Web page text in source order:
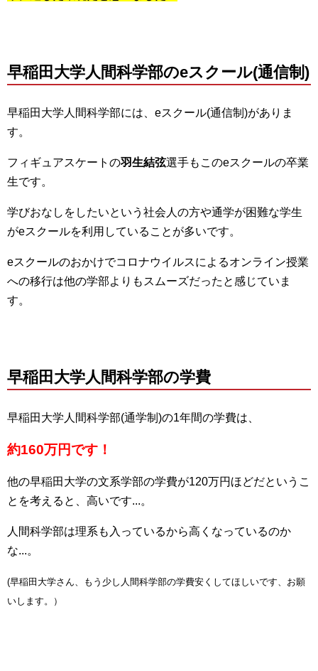
早稲田大学人間科学部のeスクール(通信制)
早稲田大学人間科学部には、eスクール(通信制)がありま
す。
フィギュアスケートの羽生結弦選手もこのeスクールの卒業
生です。
学びおなしをしたいという社会人の方や通学が困難な学生
がeスクールを利用していることが多いです。
eスクールのおかけでコロナウイルスによるオンライン授業
への移行は他の学部よりもスムーズだったと感じていま
す。
早稲田大学人間科学部の学費
早稲田大学人間科学部(通学制)の1年間の学費は、
約160万円です！
他の早稲田大学の文系学部の学費が120万円ほどだというこ
とを考えると、高いです...。
人間科学部は理系も入っているから高くなっているのか
な...。
(早稲田大学さん、もう少し人間科学部の学費安くしてほしいです、お願
いします。）